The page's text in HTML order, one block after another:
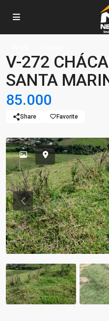
V-272
SANTA
85.000
Share Favorite
Previous